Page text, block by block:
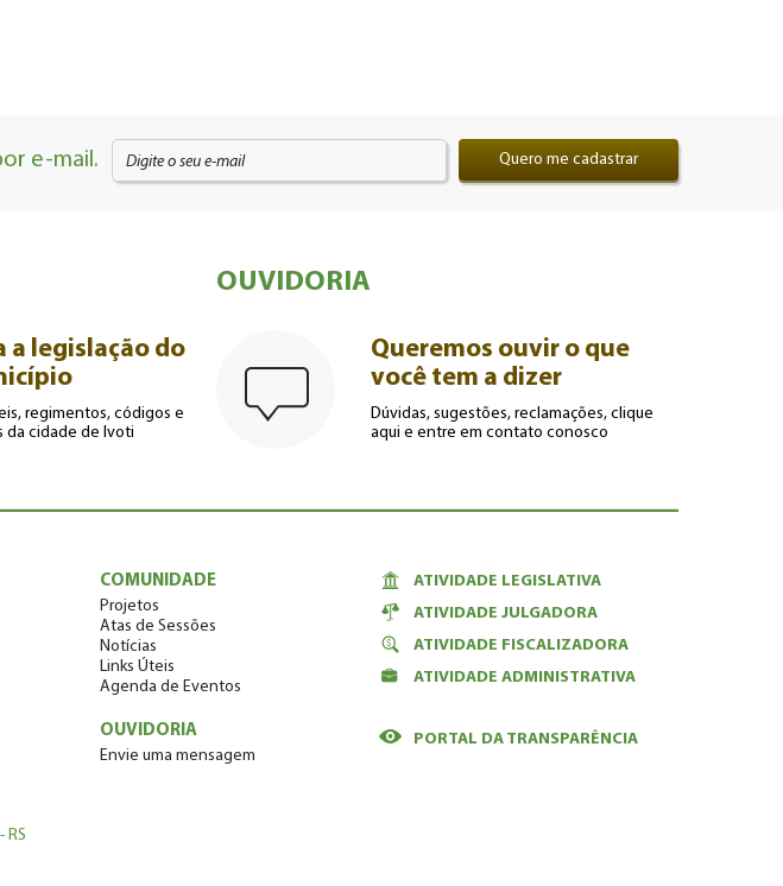
e-mail. Quero me cadastrar
a legislação do
regimentos, códigos e
da cidade de Ivoti
OUVIDORIA
Queremos ouvir o que
você tem a dizer
Dúvidas, sugestões, reclamações, clique
aqui e entre em contato conosco
COMUNIDADE
Projetos
Atas de Sessões
Notícias
Links Úteis
Agenda de Eventos
OUVIDORIA
Envie uma mensagem
ATIVIDADE LEGISLATIVA
ATIVIDADE JULGADORA
ATIVIDADE FISCALIZADORA
ATIVIDADE ADMINISTRATIVA
PORTAL DA TRANSPARÊNCIA
RS